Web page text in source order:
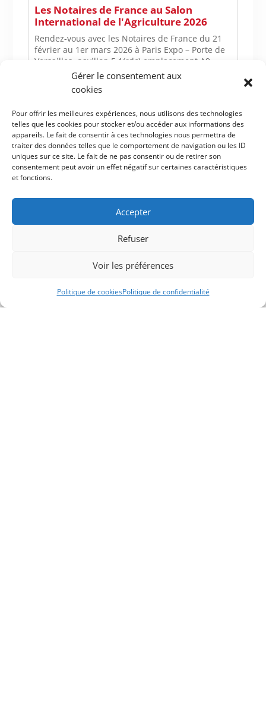
Gérer le consentement aux
cookies
Pour offrir les meilleures expériences, nous utilisons des technologies
telles que les cookies pour stocker et/ou accéder aux informations des
appareils. Le fait de consentir à ces technologies nous permettra de
traiter des données telles que le comportement de navigation ou les ID
uniques sur ce site. Le fait de ne pas consentir ou de retirer son
consentement peut avoir un effet négatif sur certaines caractéristiques
et fonctions.
Accepter
Refuser
Voir les préférences
Politique de cookiesPolitique de confidentialité
Les Notaires de France au Salon
International de l'Agriculture 2026
Rendez-vous avec les Notaires de France du 21
février au 1er mars 2026 à Paris Expo – Porte de
Versailles, pavillon 5.1(rdc) emplacement A9....
Publié le : 19 Feb 2026
Résultats du concours des lycées
agricoles 2026
Le thème du concours des lycées agricoles de
l'édition 2025/2026 était : quelle gestion des
risques possibles en agriculture sur votre
territoire ?...